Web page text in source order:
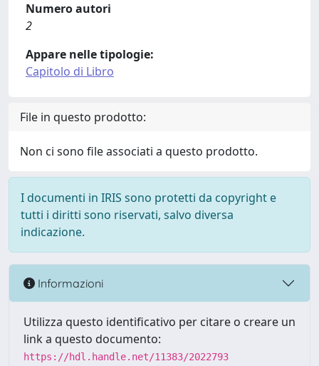
Numero autori
2
Appare nelle tipologie:
Capitolo di Libro
File in questo prodotto:
Non ci sono file associati a questo prodotto.
I documenti in IRIS sono protetti da copyright e
tutti i diritti sono riservati, salvo diversa
indicazione.
Informazioni
Utilizza questo identificativo per citare o creare un
link a questo documento:
https://hdl.handle.net/11383/2022793